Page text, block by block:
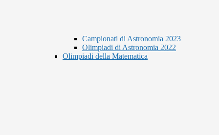
Campionati di Astronomia 2023
Olimpiadi di Astronomia 2022
Olimpiadi della Matematica